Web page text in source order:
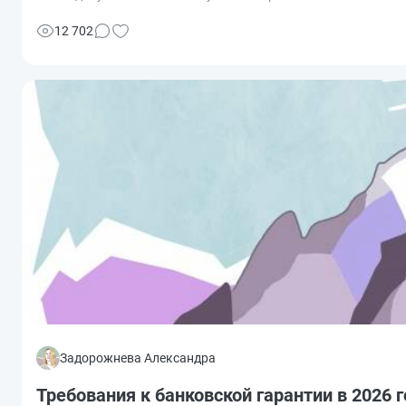
12 702
Задорожнева Александра
Требования к банковской гарантии в 2026